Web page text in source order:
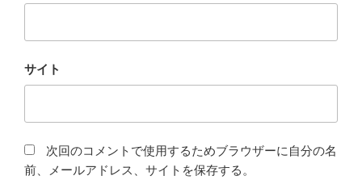
サイト
次回のコメントで使用するためブラウザーに自分の名
前、メールアドレス、サイトを保存する。